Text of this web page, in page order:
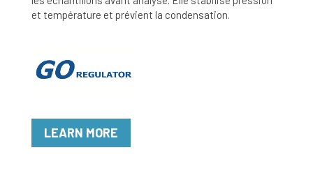
et température et prévient la condensation.
LEARN MORE